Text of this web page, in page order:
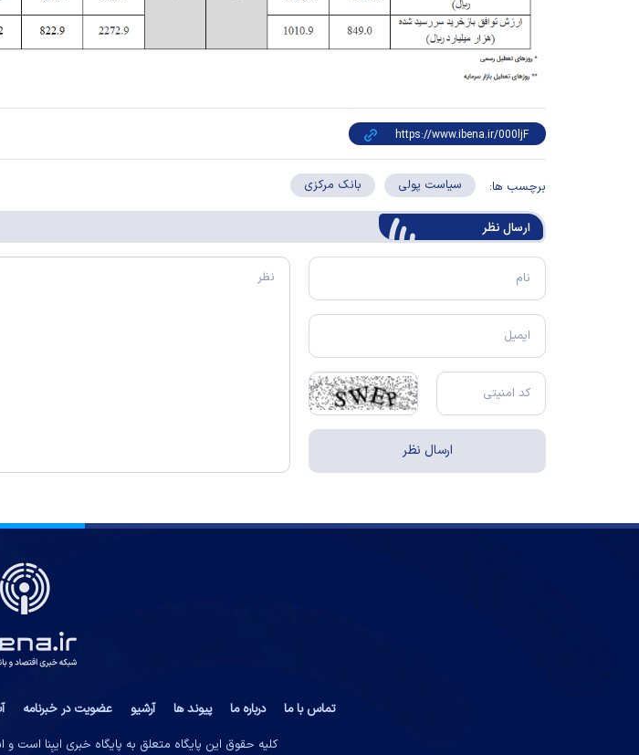
برچسب ها: سیاست پولی بانک مرکزی
ارسال‌ نظر
تماس با ما درباره ما پیوند ها آرشیو عضویت در خبرنامه
کلیه حقوق این پایگاه متعلق به پایگاه خبری ایبِنا است